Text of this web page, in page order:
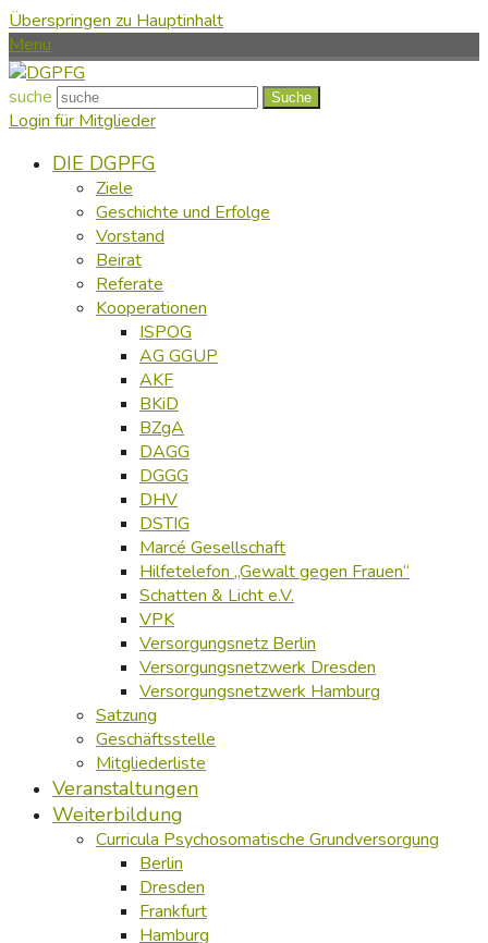
Überspringen zu Hauptinhalt
Menu
suche Suche
Login für Mitglieder
DIE DGPFG
Ziele
Geschichte und Erfolge
Vorstand
Beirat
Referate
Kooperationen
ISPOG
AG GGUP
AKF
BKiD
BZgA
DAGG
DGGG
DHV
DSTIG
Marcé Gesellschaft
Hilfetelefon „Gewalt gegen Frauen“
Schatten & Licht e.V.
VPK
Versorgungsnetz Berlin
Versorgungsnetzwerk Dresden
Versorgungsnetzwerk Hamburg
Satzung
Geschäftsstelle
Mitgliederliste
Veranstaltungen
Weiterbildung
Curricula Psychosomatische Grundversorgung
Berlin
Dresden
Frankfurt
Hamburg